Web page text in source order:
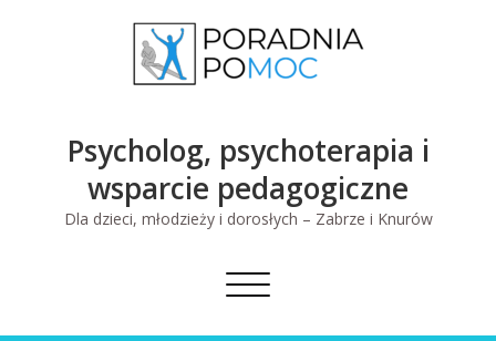
Psycholog, psychoterapia i
wsparcie pedagogiczne
Dla dzieci, młodzieży i dorosłych – Zabrze i Knurów
Toggle